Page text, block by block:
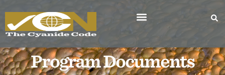
Program Documents